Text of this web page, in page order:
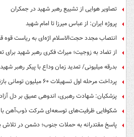
تصاویر هوایی از تشییع رهبر شهید در جمکران
پروژه ایران: از عباس میرزا تا امام شهید
انتصاب مجدد حجت‌الاسلام اژه‌ای به ریاست قوه‌
از تضاد به زوجیت؛ میراث فکری رهبر شهید برای
بدرقه میلیونی/ تمدید زمان وداع با پیکر رهبر شهید
پرداخت مرحله اول تسهیلات ۶۰ میلیون تومانی بازنشستگان تامین اجتماعی
پزشکیان: شهادت رهبری، اندوهی عمیق بر دل
شکوفایی ظرفیت‌های توسعه‌ای شرکت ذوب‌آهن با
پاسخ مقتدرانه به حملات جنوب؛ دشمن در تلاش